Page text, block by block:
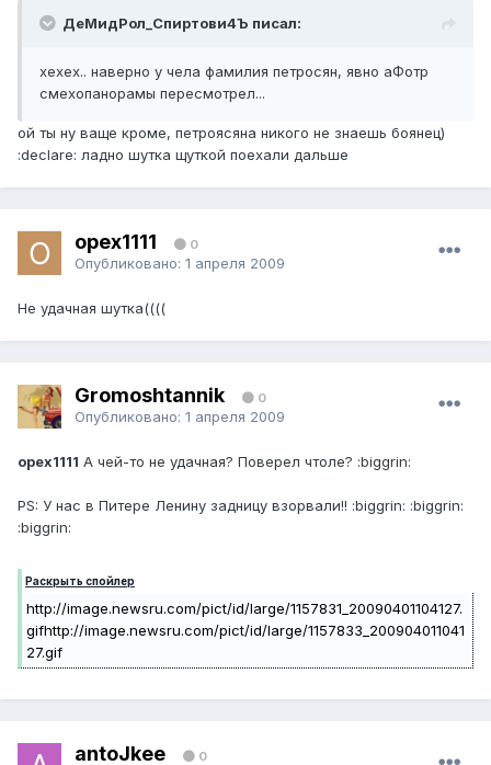
ДеМидРол_Спиртови4Ъ писал:
хехех.. наверно у чела фамилия петросян, явно аФотр
смехопанорамы пересмотрел...
ой ты ну ваще кроме, петроясяна никого не знаешь боянец)
:declare: ладно шутка щуткой поехали дальше
opex1111 0
Опубликовано: 1 апреля 2009
Не удачная шутка((((
Gromoshtannik 0
Опубликовано: 1 апреля 2009
opex1111 А чей-то не удачная? Поверел чтоле? :biggrin:
PS: У нас в Питере Ленину задницу взорвали!! :biggrin: :biggrin:
:biggrin:
Раскрыть спойлер
http://image.newsru.com/pict/id/large/1157831_20090401104127.
gifhttp://image.newsru.com/pict/id/large/1157833_200904011041
27.gif
antoJkee 0